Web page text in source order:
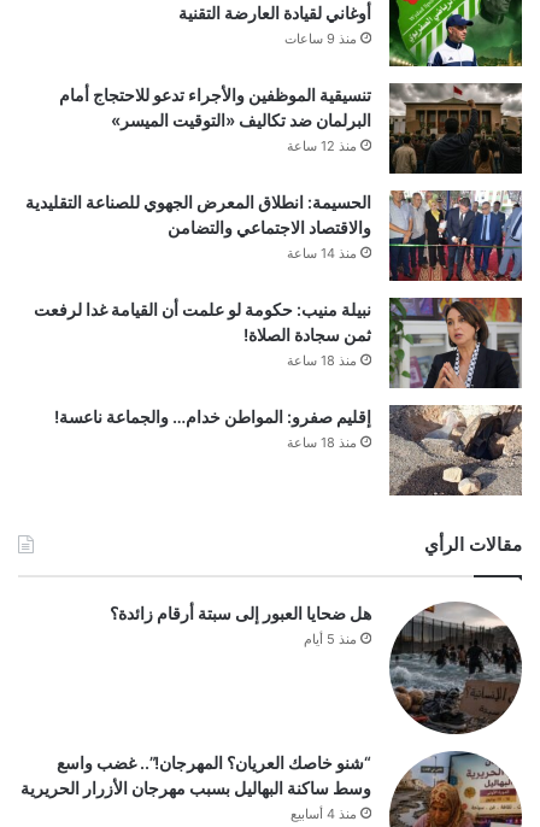
أوغاني لقيادة العارضة التقنية
منذ 9 ساعات
تنسيقية الموظفين والأجراء تدعو للاحتجاج أمام
البرلمان ضد تكاليف «التوقيت الميسر»
منذ 12 ساعة
الحسيمة: انطلاق المعرض الجهوي للصناعة التقليدية
والاقتصاد الاجتماعي والتضامن
منذ 14 ساعة
نبيلة منيب: حكومة لو علمت أن القيامة غدا لرفعت
ثمن سجادة الصلاة!
منذ 18 ساعة
إقليم صفرو: المواطن خدام… والجماعة ناعسة!
منذ 18 ساعة
مقالات الرأي
هل ضحايا العبور إلى سبتة أرقام زائدة؟
منذ 5 أيام
“شنو خاصك العريان؟ المهرجان!”.. غضب واسع
وسط ساكنة البهاليل بسبب مهرجان الأزرار الحريرية
منذ 4 أسابيع